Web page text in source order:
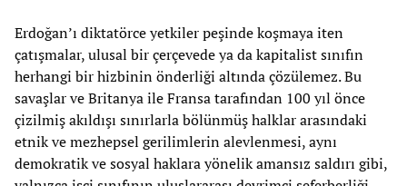
Erdoğan’ı diktatörce yetkiler peşinde koşmaya iten
çatışmalar, ulusal bir çerçevede ya da kapitalist sınıfın
herhangi bir hizbinin önderliği altında çözülemez. Bu
savaşlar ve Britanya ile Fransa tarafından 100 yıl önce
çizilmiş akıldışı sınırlarla bölünmüş halklar arasındaki
etnik ve mezhepsel gerilimlerin alevlenmesi, aynı
demokratik ve sosyal haklara yönelik amansız saldırı gibi,